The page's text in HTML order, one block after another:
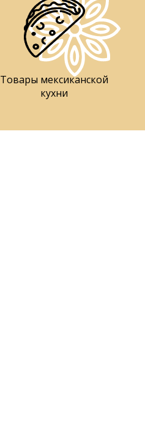
Товары мексиканской
кухни